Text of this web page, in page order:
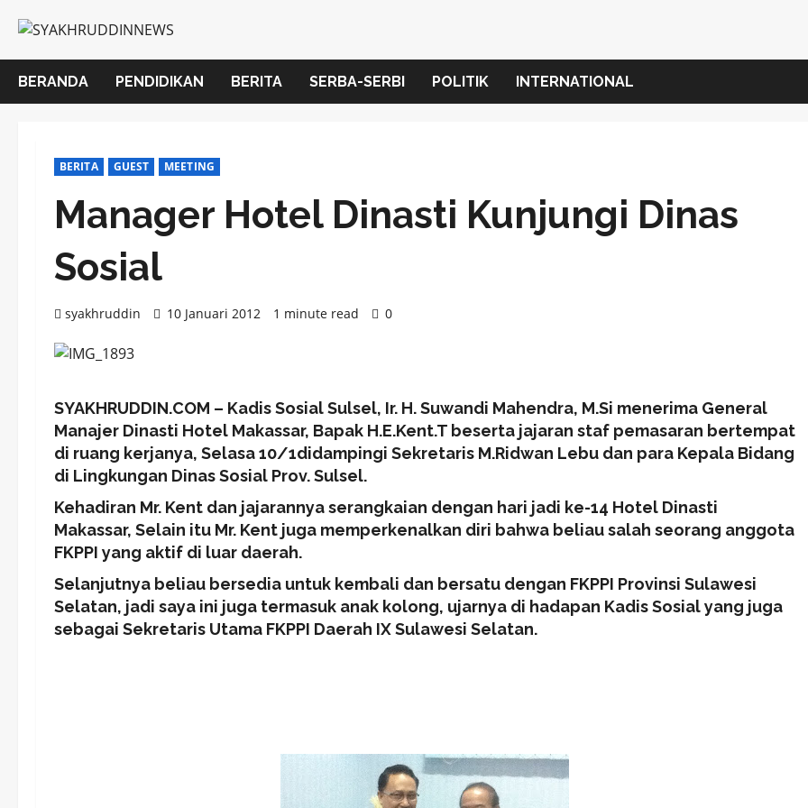
content
BERANDA PENDIDIKAN BERITA SERBA-SERBI POLITIK INTERNATIONAL
BERITA GUEST MEETING
Manager Hotel Dinasti Kunjungi Dinas
Sosial
syakhruddin 10 Januari 2012 1 minute read 0
SYAKHRUDDIN.COM – Kadis Sosial Sulsel, Ir. H. Suwandi Mahendra, M.Si menerima General
Manajer Dinasti Hotel Makassar, Bapak H.E.Kent.T beserta jajaran staf pemasaran bertempat
di ruang kerjanya, Selasa 10/1didampingi Sekretaris M.Ridwan Lebu dan para Kepala Bidang
di Lingkungan Dinas Sosial Prov. Sulsel.
Kehadiran Mr. Kent dan jajarannya serangkaian dengan hari jadi ke-14 Hotel Dinasti
Makassar, Selain itu Mr. Kent juga memperkenalkan diri bahwa beliau salah seorang anggota
FKPPI yang aktif di luar daerah.
Selanjutnya beliau bersedia untuk kembali dan bersatu dengan FKPPI Provinsi Sulawesi
Selatan, jadi saya ini juga termasuk anak kolong, ujarnya di hadapan Kadis Sosial yang juga
sebagai Sekretaris Utama FKPPI Daerah IX Sulawesi Selatan.